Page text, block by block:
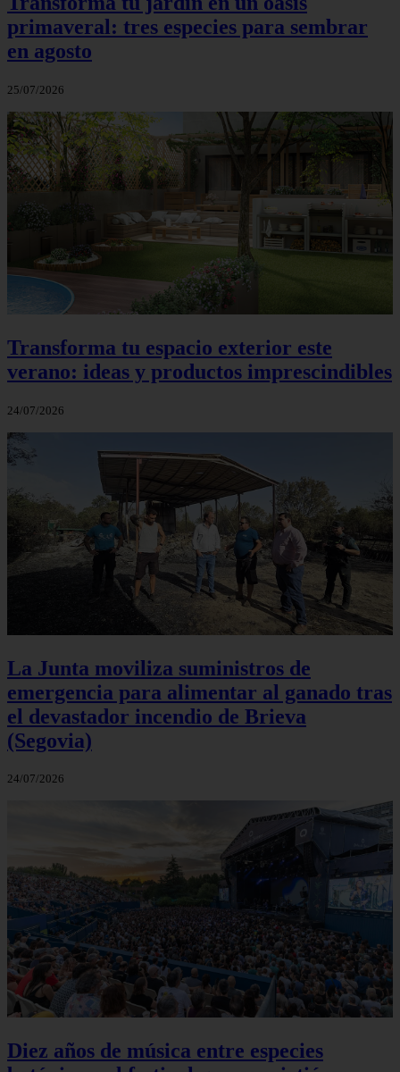
primaveral: tres especies para sembrar
en agosto
25/07/2026
Transforma tu espacio exterior este
verano: ideas y productos imprescindibles
24/07/2026
La Junta moviliza suministros de
emergencia para alimentar al ganado tras
el devastador incendio de Brieva
(Segovia)
24/07/2026
Diez años de música entre especies